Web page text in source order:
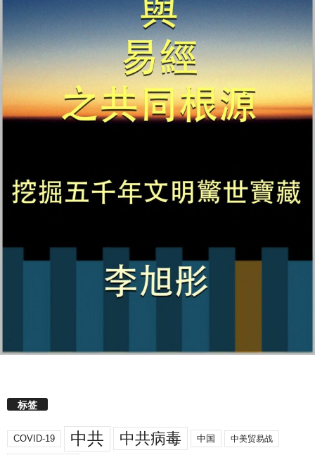
标签
COVID-19 中共 中共病毒 中国 中美贸易战